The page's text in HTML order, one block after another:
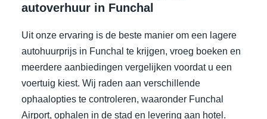
autoverhuur in Funchal
Uit onze ervaring is de beste manier om een lagere
autohuurprijs in Funchal te krijgen, vroeg boeken en
meerdere aanbiedingen vergelijken voordat u een
voertuig kiest. Wij raden aan verschillende
ophaalopties te controleren, waaronder Funchal
Airport, ophalen in de stad en levering aan hotel.